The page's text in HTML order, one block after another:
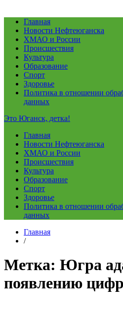
Главная
Новости Нефтеюганска
ХМАО и России
Происшествия
Культура
Образование
Спорт
Здоровье
Политика в отношении
данных
Это Юганск, детка!
Главная
Новости Нефтеюганска
ХМАО и России
Происшествия
Культура
Образование
Спорт
Здоровье
Политика в отношении
данных
Главная
/
Метка: Югра
появлению